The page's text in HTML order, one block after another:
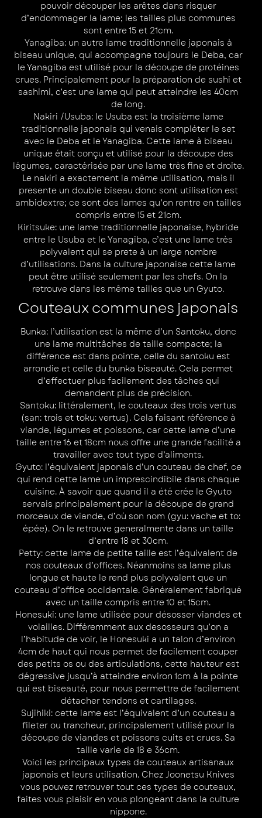
pouvoir découper les arêtes dans risquer
d’endommager la lame; les tailles plus communes
sont entre 15 et 21cm.
Yanagiba: un autre lame traditionnelle japonais à
biseau unique, qui accompagne toujours le Deba, car
le Yanagiba est utilisé pour la découpe de protéines
crues. Principalement pour la préparation de sushi et
sashimi, c’est une lame qui peut atteindre les 40cm
de long.
Nakiri /Usuba: le Usuba est la troisième lame
traditionnelle japonais qui venais compléter le set
avec le Deba et le Yanagiba. Cette lame à biseau
unique était conçu et utilisé pour la découpe des
légumes, caractérisée par une lame très fine et droite.
Le nakiri a exactement la même utilisation, mais il
presente un double biseau donc sont utilisation est
ambidextre; ce sont des lames qu’on rentre en tailles
compris entre 15 et 21cm.
Kiritsuke: une lame traditionnelle japonaise, hybride
entre le Usuba et le Yanagiba, c’est une lame très
polyvalent qui se prete à un large nombre
d’utilisations. Dans la culture japonaise cette lame
peut être utilisé seulement par les chefs. On la
retrouve dans les même tailles que un Gyuto.
Couteaux communes japonais
Bunka: l’utilisation est la même d’un Santoku, donc
une lame multitâches de taille compacte; la
différence est dans pointe, celle du santoku est
arrondie et celle du bunka biseauté. Cela permet
d’effectuer plus facilement des tâches qui
demandent plus de précision.
Santoku: littéralement, le couteaux des trois vertus
(san: trois et toku: vertus). Cela faisant référence à
viande, légumes et poissons, car cette lame d’une
taille entre 16 et 18cm nous offre une grande facilité a
travailler avec tout type d’aliments.
Gyuto: l’équivalent japonais d’un couteau de chef, ce
qui rend cette lame un imprescindibile dans chaque
cuisine. À savoir que quand il a été crée le Gyuto
servais principalement pour la découpe de grand
morceaux de viande, d’où son nom (gyu: vache et to:
épée). On le retrouve generalmente dans un taille
d’entre 18 et 30cm.
Petty: cette lame de petite taille est l’équivalent de
nos couteaux d’offices. Néanmoins sa lame plus
longue et haute le rend plus polyvalent que un
couteau d’office occidentale. Généralement fabriqué
avec un taille compris entre 10 et 15cm.
Honesuki: une lame utilisée pour désosser viandes et
volailles. Différemment aux desosseurs qu’on a
l’habitude de voir, le Honesuki a un talon d’environ
4cm de haut qui nous permet de facilement couper
des petits os ou des articulations, cette hauteur est
dégressive jusqu’à atteindre environ 1cm à la pointe
qui est biseauté, pour nous permettre de facilement
détacher tendons et cartilages.
Sujihiki: cette lame est l’équivalent d’un couteau a
fileter ou trancheur, principalement utilisé pour la
découpe de viandes et poissons cuits et crues. Sa
taille varie de 18 e 36cm.
Voici les principaux types de couteaux artisanaux
japonais et leurs utilisation. Chez Joonetsu Knives
vous pouvez retrouver tout ces types de couteaux,
faites vous plaisir en vous plongeant dans la culture
nippone.